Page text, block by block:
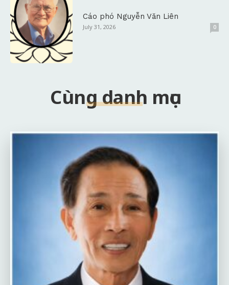
Cáo phó Nguyễn Văn Liên
July 31, 2026 0
Cùng danh mục